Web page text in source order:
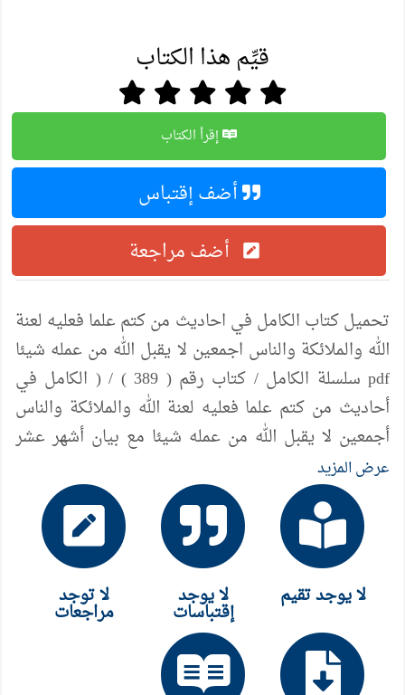
قيِّم هذا الكتاب
إقرأ الكتاب
أضف إقتباس
أضف مراجعة
تحميل كتاب الكامل في احاديث من كتم علما فعليه لعنة
الله والملائكة والناس اجمعين لا يقبل الله من عمله شيئا
pdf سلسلة الكامل / كتاب رقم ( 389 ) / ( الكامل في
أحاديث من كتم علما فعليه لعنة الله والملائكة والناس
أجمعين لا يقبل الله من عمله شيئا مع بيان أشهر عشر
طرق يستعملها أهل النفاق والفسق في تحريف الدلائل /
عرض المزيد
لا يوجد تقيم لا يوجد
إقتباسات
لا توجد
مراجعات